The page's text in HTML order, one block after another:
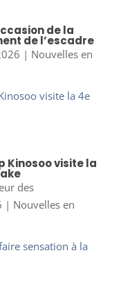
de la
de l’escadre
| Nouvelles en
Kinosoo visite la
des
| Nouvelles en